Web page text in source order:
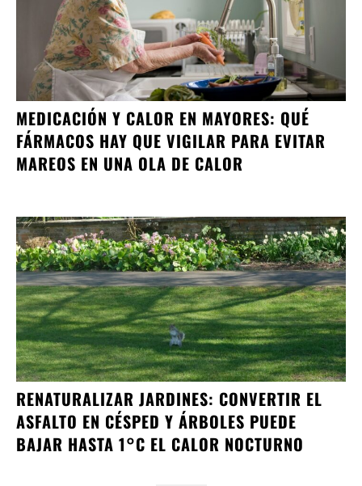
MEDICACIÓN Y CALOR EN MAYORES: QUÉ
FÁRMACOS HAY QUE VIGILAR PARA EVITAR
MAREOS EN UNA OLA DE CALOR
RENATURALIZAR JARDINES: CONVERTIR EL
ASFALTO EN CÉSPED Y ÁRBOLES PUEDE
BAJAR HASTA 1°C EL CALOR NOCTURNO